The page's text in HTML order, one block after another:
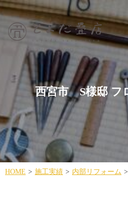
西宮市 S様邸 フ
HOME 施工実績 内部リフォーム